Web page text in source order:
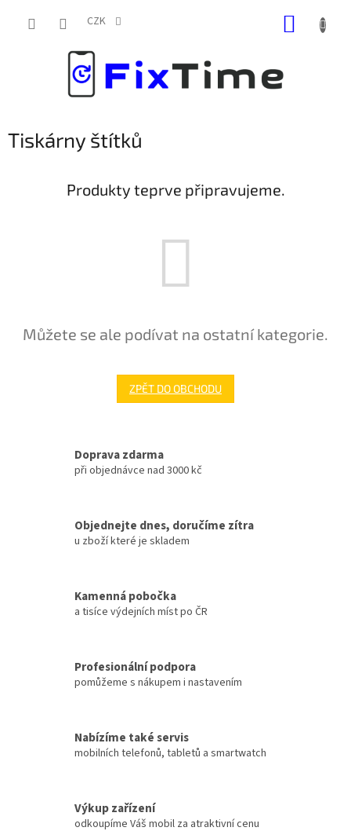
CZK
Tiskárny štítků
Produkty teprve připravujeme.
Můžete se ale podívat na ostatní kategorie.
ZPĚT DO OBCHODU
Doprava zdarma
při objednávce nad 3000 kč
Objednejte dnes, doručíme zítra
u zboží které je skladem
Kamenná pobočka
a tisíce výdejních míst po ČR
Profesionální podpora
pomůžeme s nákupem i nastavením
Nabízíme také servis
mobilních telefonů, tabletů a smartwatch
Výkup zařízení
odkoupíme Váš mobil za atraktivní cenu